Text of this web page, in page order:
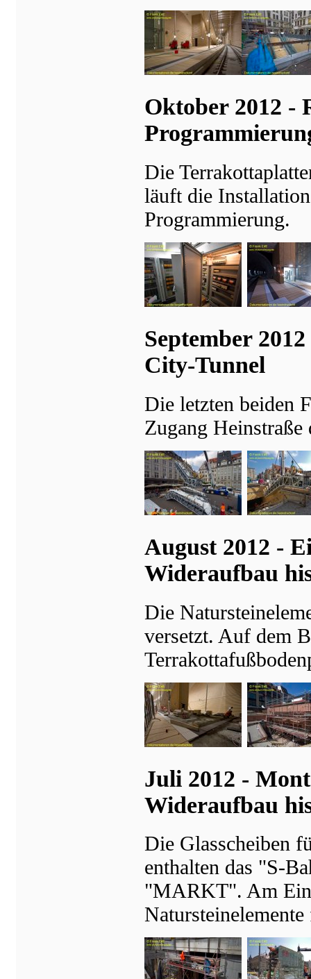
Oktober 2012 -
Die
läuft die
Programmierung.
September
City-Tunnel
Die letzten beiden
Zugang
August 2012 -
Wideraufbau
Die
versetzt. Auf dem
Juli 2012 -
Wideraufbau
Die Glasscheiben
enthalten das "S-
"MARKT". Am